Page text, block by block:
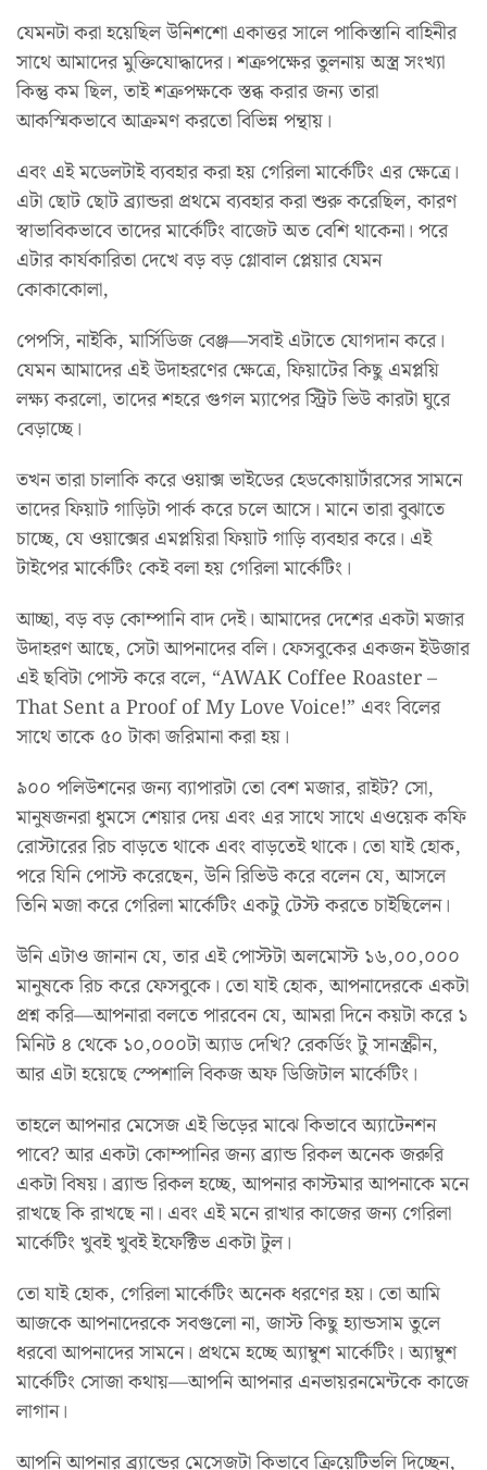
যেমনটা করা হয়েছিল উনিশশো একাত্তর সালে পাকিস্তানি বাহিনীর
সাথে আমাদের মুক্তিযোদ্ধাদের। শত্রুপক্ষের তুলনায় অস্ত্র সংখ্যা
কিন্তু কম ছিল, তাই শত্রুপক্ষকে স্তব্ধ করার জন্য তারা
আকস্মিকভাবে আক্রমণ করতো বিভিন্ন পন্থায়।
এবং এই মডেলটাই ব্যবহার করা হয় গেরিলা মার্কেটিং এর ক্ষেত্রে।
এটা ছোট ছোট ব্র্যান্ডরা প্রথমে ব্যবহার করা শুরু করেছিল, কারণ
স্বাভাবিকভাবে তাদের মার্কেটিং বাজেট অত বেশি থাকেনা। পরে
এটার কার্যকারিতা দেখে বড় বড় গ্লোবাল প্লেয়ার যেমন
কোকাকোলা,
পেপসি, নাইকি, মার্সিডিজ বেঞ্জ—সবাই এটাতে যোগদান করে।
যেমন আমাদের এই উদাহরণের ক্ষেত্রে, ফিয়াটের কিছু এমপ্লয়ি
লক্ষ্য করলো, তাদের শহরে গুগল ম্যাপের স্ট্রিট ভিউ কারটা ঘুরে
বেড়াচ্ছে।
তখন তারা চালাকি করে ওয়াক্স ভাইডের হেডকোয়ার্টারসের সামনে
তাদের ফিয়াট গাড়িটা পার্ক করে চলে আসে। মানে তারা বুঝাতে
চাচ্ছে, যে ওয়াক্সের এমপ্লয়িরা ফিয়াট গাড়ি ব্যবহার করে। এই
টাইপের মার্কেটিং কেই বলা হয় গেরিলা মার্কেটিং।
আচ্ছা, বড় বড় কোম্পানি বাদ দেই। আমাদের দেশের একটা মজার
উদাহরণ আছে, সেটা আপনাদের বলি। ফেসবুকের একজন ইউজার
এই ছবিটা পোস্ট করে বলে, “AWAK Coffee Roaster –
That Sent a Proof of My Love Voice!” এবং বিলের
সাথে তাকে ৫০ টাকা জরিমানা করা হয়।
৯০০ পলিউশনের জন্য ব্যাপারটা তো বেশ মজার, রাইট? সো,
মানুষজনরা ধুমসে শেয়ার দেয় এবং এর সাথে সাথে এওয়েক কফি
রোস্টারের রিচ বাড়তে থাকে এবং বাড়তেই থাকে। তো যাই হোক,
পরে যিনি পোস্ট করেছেন, উনি রিভিউ করে বলেন যে, আসলে
তিনি মজা করে গেরিলা মার্কেটিং একটু টেস্ট করতে চাইছিলেন।
উনি এটাও জানান যে, তার এই পোস্টটা অলমোস্ট ১৬,০০,০০০
মানুষকে রিচ করে ফেসবুকে। তো যাই হোক, আপনাদেরকে একটা
প্রশ্ন করি—আপনারা বলতে পারবেন যে, আমরা দিনে কয়টা করে ১
মিনিট ৪ থেকে ১০,০০০টা অ্যাড দেখি? রেকর্ডিং টু সানস্ক্রীন,
আর এটা হয়েছে স্পেশালি বিকজ অফ ডিজিটাল মার্কেটিং।
তাহলে আপনার মেসেজ এই ভিড়ের মাঝে কিভাবে অ্যাটেনশন
পাবে? আর একটা কোম্পানির জন্য ব্র্যান্ড রিকল অনেক জরুরি
একটা বিষয়। ব্র্যান্ড রিকল হচ্ছে, আপনার কাস্টমার আপনাকে মনে
রাখছে কি রাখছে না। এবং এই মনে রাখার কাজের জন্য গেরিলা
মার্কেটিং খুবই খুবই ইফেক্টিভ একটা টুল।
তো যাই হোক, গেরিলা মার্কেটিং অনেক ধরণের হয়। তো আমি
আজকে আপনাদেরকে সবগুলো না, জাস্ট কিছু হ্যান্ডসাম তুলে
ধরবো আপনাদের সামনে। প্রথমে হচ্ছে অ্যাম্বুশ মার্কেটিং। অ্যাম্বুশ
মার্কেটিং সোজা কথায়—আপনি আপনার এনভায়রনমেন্টকে কাজে
লাগান।
আপনি আপনার ব্র্যান্ডের মেসেজটা কিভাবে ক্রিয়েটিভলি দিচ্ছেন,